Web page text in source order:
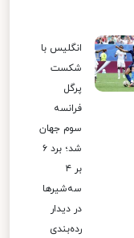
انگلیس با
شکست
پرگل
فرانسه
سوم جهان
شد؛ برد ۶
بر ۴
سه‌شیرها
در دیدار
رده‌بندی